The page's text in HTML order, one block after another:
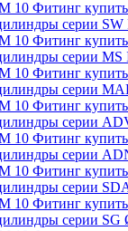
серии
серии MS
серии
серии
серии
серии
серии SG